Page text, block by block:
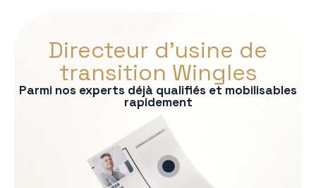
Directeur d’usine de
transition Wingles
Parmi nos experts déjà qualifiés et mobilisables
rapidement